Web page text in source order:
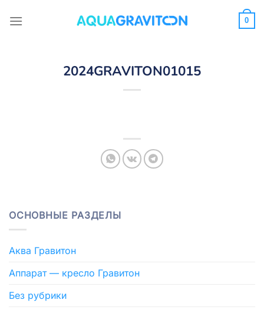
0
2024GRAVITON01015
ОСНОВНЫЕ РАЗДЕЛЫ
Аква Гравитон
Аппарат — кресло Гравитон
Без рубрики